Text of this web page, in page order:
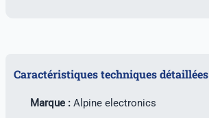
Caractéristiques techniques détaillées
Marque : Alpine electronics